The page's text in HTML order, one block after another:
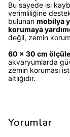
Bu sayede ısı
verimliliğine
bulunan mobilya
korumaya
değil, zemin
60 x 30 cm
akvaryumlarda
zemin koruması
altlığıdır.
Yorumlar